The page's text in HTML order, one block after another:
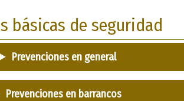
básicas de seguridad
Prevenciones en general
Prevenciones en barrancos